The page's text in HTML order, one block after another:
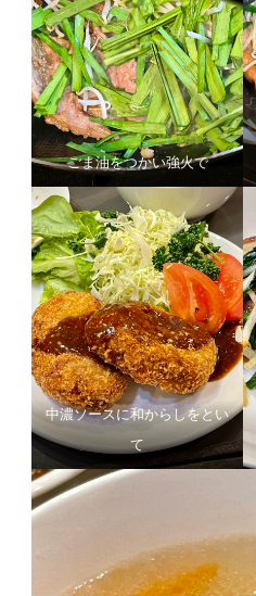
ごま油をつかい強火で
中濃ソースに和からしをとい
て